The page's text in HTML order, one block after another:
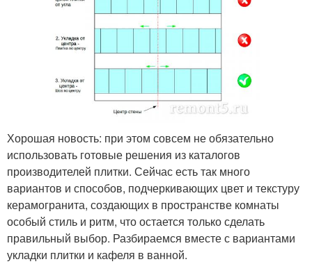
Хорошая новость: при этом совсем не обязательно
использовать готовые решения из каталогов
производителей плитки. Сейчас есть так много
вариантов и способов, подчеркивающих цвет и текстуру
керамогранита, создающих в пространстве комнаты
особый стиль и ритм, что остается только сделать
правильный выбор. Разбираемся вместе с вариантами
укладки плитки и кафеля в ванной.